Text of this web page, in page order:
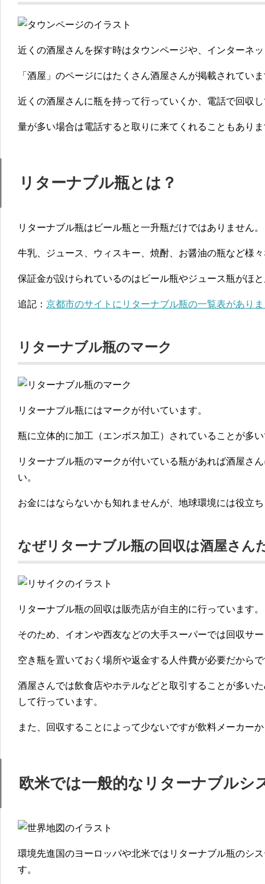
近くの酒屋さんを探す時はタウンページや、インターネ
「酒屋」のページにはたくさん酒屋さんが掲載されてい
近くの酒屋さんに瓶を持って行っていくか、電話で回収
量が多い場合は電話すると取りに来てくれることもあり
リターナブル瓶とは？
リターナブル瓶はビール瓶と一升瓶だけではありません。
牛乳、ジュース、ウィスキー、焼酎、お醤油の瓶など様
保証金が設けられているのはビール瓶やジュース瓶がほ
追記： 京都市のサイトにリターナブル瓶の一覧表があり
リターナブル瓶のマーク
リターナブル瓶にはマークが付いています。
瓶に立体的に加工（エンボス加工）されていることが多
リターナブル瓶のマークが付いている瓶があれば酒屋さ
い。
お金にはならないかも知れませんが、地球環境には役立
なぜリターナブル瓶の回収は酒屋さん
リターナブル瓶の回収は販売店が自主的に行っています。
そのため、イオンや西友などの大手スーパーでは回収サ
空き瓶を置いておく場所や返金する人件費が必要だから
酒屋さんでは飲食店やホテルなどと取引することが多い
して行っています。
また、回収することによって少ないですが飲料メーカー
欧米では一般的なリターナブルシ
環境先進国のヨーロッパや北米ではリターナブル瓶のシ
す。